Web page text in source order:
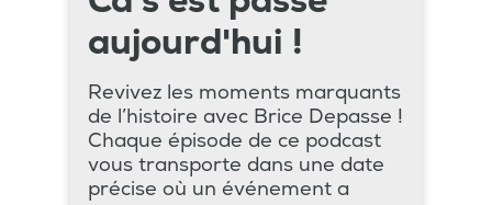
aujourd'hui !
Revivez les moments marquants
de l’histoire avec Brice Depasse !
Chaque épisode de ce podcast
vous transporte dans une date
précise où un événement a